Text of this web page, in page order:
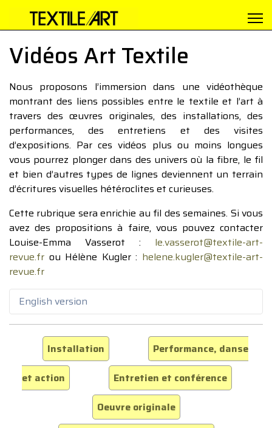
Vidéos Art Textile
Nous proposons l’immersion dans une vidéothèque
montrant des liens possibles entre le textile et l’art à
travers des œuvres originales, des installations, des
performances, des entretiens et des visites
d’expositions. Par ces vidéos plus ou moins longues
vous pourrez plonger dans des univers où la fibre, le fil
et bien d’autres types de lignes deviennent un terrain
d’écritures visuelles hétéroclites et curieuses.
Cette rubrique sera enrichie au fil des semaines. Si vous
avez des propositions à faire, vous pouvez contacter
Louise-Emma Vasserot : le.vasserot@textile-art-
revue.fr ou Hélène Kugler : helene.kugler@textile-art-
revue.fr
English version
Installation
Performance, danse
et action
Entretien et conférence
Oeuvre originale